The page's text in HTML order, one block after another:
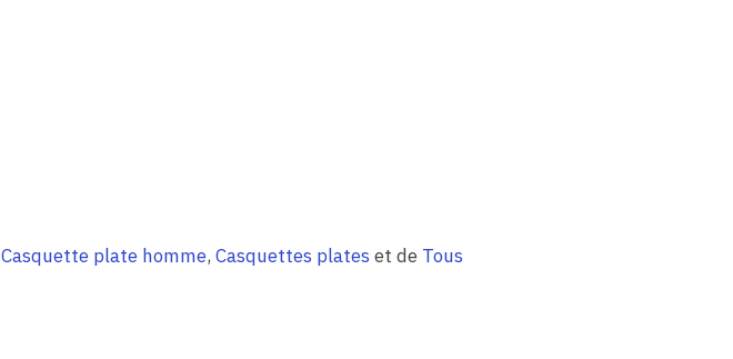
Casquette plate homme, Casquettes plates et de Tous